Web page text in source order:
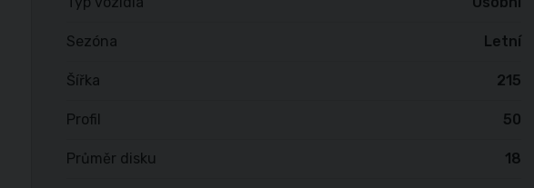
Sezóna Letní
Šířka 215
Profil 50
Průměr disku 18